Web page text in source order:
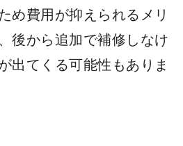
め費用が抑えられるメリ
後から追加で補修しなけ
出てくる可能性もありま